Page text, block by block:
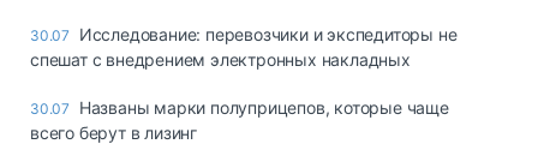
30.07
Исследование: перевозчики и экспедиторы не
спешат с внедрением электронных накладных
30.07
Названы марки полуприцепов, которые чаще
всего берут в лизинг